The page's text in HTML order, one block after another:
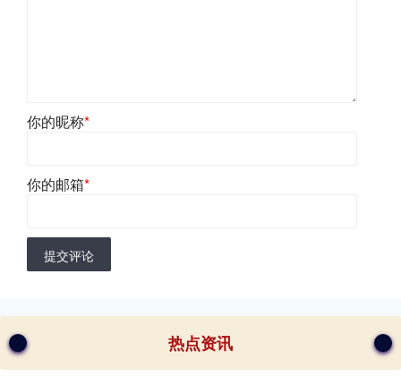
你的昵称*
你的邮箱*
提交评论
热点资讯